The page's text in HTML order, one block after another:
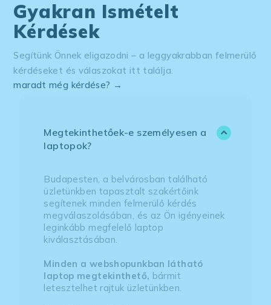
Gyakran Ismételt
Kérdések
Segítünk Önnek eligazodni – a leggyakrabban felmerülő
kérdéseket és válaszokat itt találja.
maradt még kérdése? →
Megtekinthetőek-e személyesen a
laptopok?
Budapesten, a belvárosban található
üzletünkben tapasztalt szakértőink
segítenek minden felmerülő kérdés
megválaszolásában, és az Ön igényeinek
leginkább megfelelő laptop
kiválasztásában.
Minden a webshopunkban látható
laptop megtekinthető, bármit
letesztelhet rajtuk üzletünkben.